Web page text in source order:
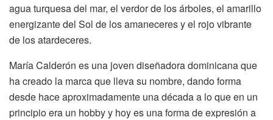
agua turquesa del mar, el verdor de los árboles, el amarillo
energizante del Sol de los amaneceres y el rojo vibrante
de los atardeceres.
María Calderón es una joven diseñadora dominicana que
ha creado la marca que lleva su nombre, dando forma
desde hace aproximadamente una década a lo que en un
principio era un hobby y hoy es una forma de expresión a